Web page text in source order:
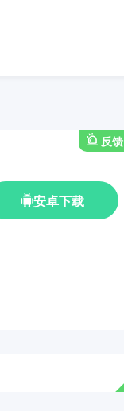
反馈
安卓下载